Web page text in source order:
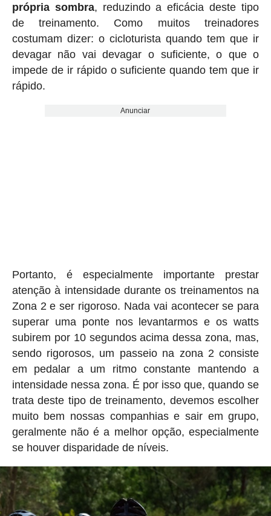
própria sombra, reduzindo a eficácia deste tipo
de treinamento. Como muitos treinadores
costumam dizer: o cicloturista quando tem que ir
devagar não vai devagar o suficiente, o que o
impede de ir rápido o suficiente quando tem que ir
rápido.
Anunciar
Portanto, é especialmente importante prestar
atenção à intensidade durante os treinamentos na
Zona 2 e ser rigoroso. Nada vai acontecer se para
superar uma ponte nos levantarmos e os watts
subirem por 10 segundos acima dessa zona, mas,
sendo rigorosos, um passeio na zona 2 consiste
em pedalar a um ritmo constante mantendo a
intensidade nessa zona. É por isso que, quando se
trata deste tipo de treinamento, devemos escolher
muito bem nossas companhias e sair em grupo,
geralmente não é a melhor opção, especialmente
se houver disparidade de níveis.